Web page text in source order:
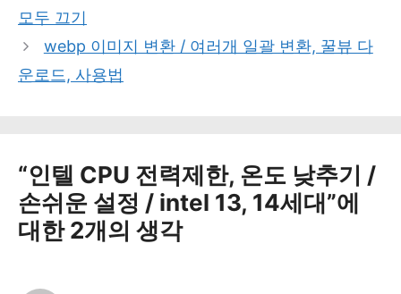
모두 끄기
webp 이미지 변환 / 여러개 일괄 변환, 꿀뷰 다
운로드, 사용법
“인텔 CPU 전력제한, 온도 낮추기 /
손쉬운 설정 / intel 13, 14세대”에
대한 2개의 생각